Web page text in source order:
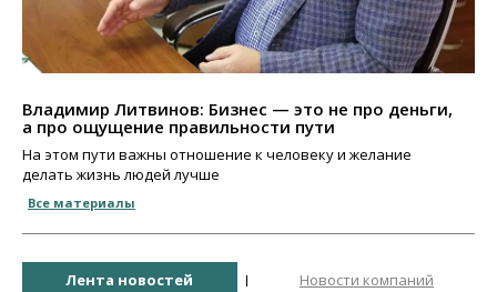
Владимир Литвинов: Бизнес — это не про деньги,
а про ощущение правильности пути
На этом пути важны отношение к человеку и желание
делать жизнь людей лучше
Все материалы
Лента новостей Новости компаний